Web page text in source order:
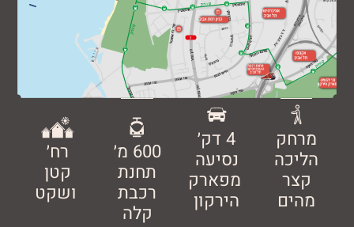
4 דק׳
נסיעה
מפארק
הירקון
תחנת
רכבת
קלה
רח׳
קטן
ושקט